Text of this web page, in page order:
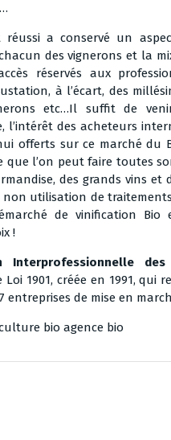
réussi a conservé un
des vignerons et la
réservés aux
à l’écart, des
etc…Il suffit de
l’intérêt des acheteurs
offerts sur ce marché du
l’on peut faire toutes
des grands vins et
utilisation de traitements
de vinification Bio
!
Interprofessionnelle
1901, créée en 1991, qui
entreprises de mise en